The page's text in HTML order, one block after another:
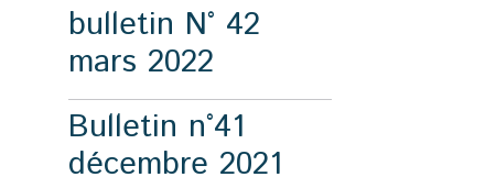
bulletin N° 42
mars 2022
Bulletin n°41
décembre 2021